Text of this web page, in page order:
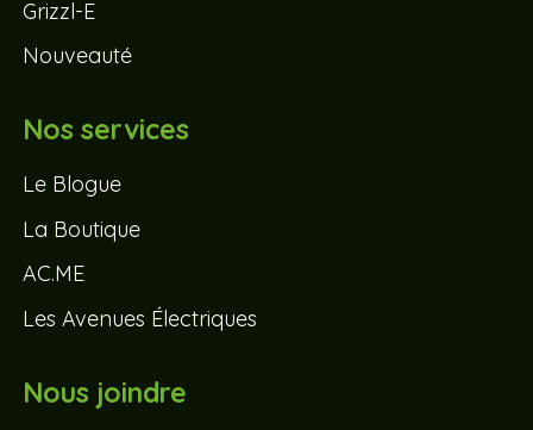
Grizzl-E
Nouveauté
Nos services
Le Blogue
La Boutique
AC.ME
Les Avenues Électriques
Nous joindre